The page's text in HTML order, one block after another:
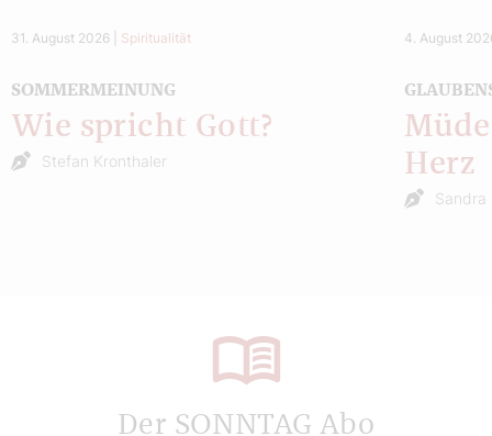
31. August 2026 Spiritualität
SOMMERMEINUNG
Wie spricht Gott?
Stefan Kronthaler
4. August
Herz
Sandra
Der SONNTAG Abo